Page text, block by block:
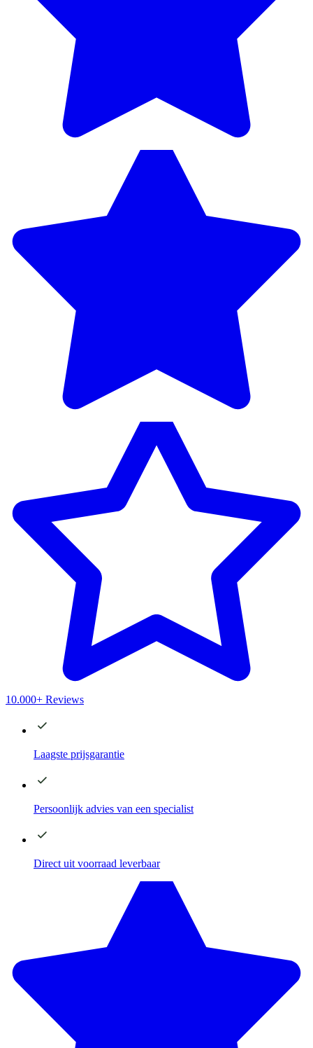
10.000+ Reviews
Laagste prijsgarantie
Persoonlijk advies van een specialist
Direct uit voorraad leverbaar